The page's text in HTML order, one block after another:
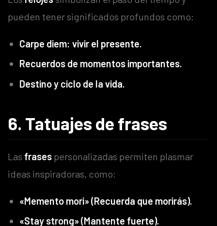
pueden tener significados profundos como:
Carpe diem: vivir el presente.
Recuerdos de momentos importantes.
Destino y ciclo de la vida.
6. Tatuajes de frases
Las frases personalizadas permiten plasmar
ideas inspiradoras, como:
«Memento mori» (Recuerda que morirás).
«Stay strong» (Mantente fuerte).